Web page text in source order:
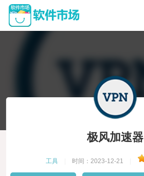
极风加速器
工具 时间：2023-12-21